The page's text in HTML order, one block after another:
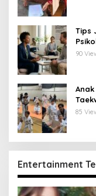
Tips
90
85
Entertainment